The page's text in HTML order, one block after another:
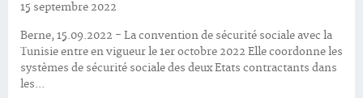
15 septembre 2022
Berne, 15.09.2022 - La convention de sécurité sociale avec la
Tunisie entre en vigueur le 1er octobre 2022 Elle coordonne les
systèmes de sécurité sociale des deux Etats contractants dans
les...